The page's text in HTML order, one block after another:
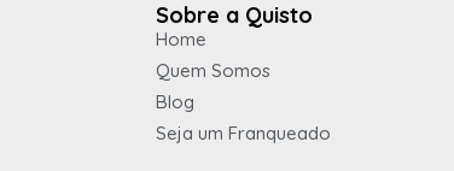
Sobre a Quisto
Home
Quem Somos
Blog
Seja um Franqueado